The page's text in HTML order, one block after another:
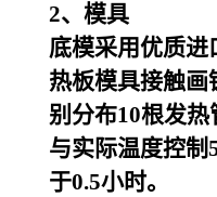
2、模具
底模采用优质进
热板模具接触画
别分布10根发
与实际温度控制
于0.5小时。